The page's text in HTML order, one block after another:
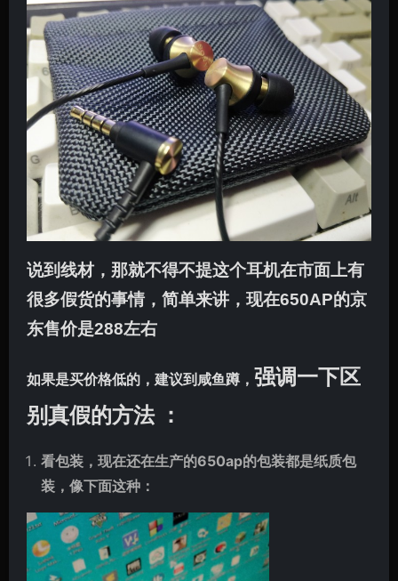
说到线材，那就不得不提这个耳机在市面上有
很多假货的事情，简单来讲， 现在650AP的京
东售价是288左右
如果是买价格低的，建议到咸鱼蹲， 强调一下区
别真假的方法 ：
看包装，现在还在生产的650ap的包装都是纸质包
装，像下面这种：